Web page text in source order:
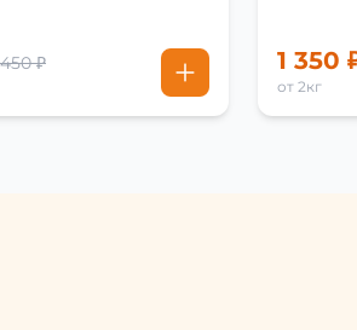
₽ 1 350
от 2кг